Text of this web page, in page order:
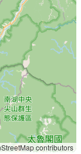
contributors